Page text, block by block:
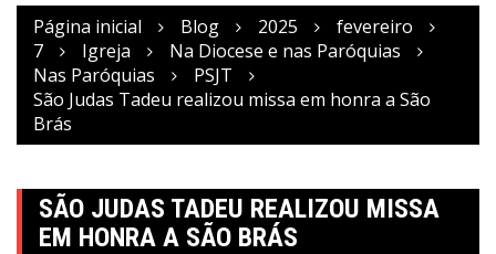
Página inicial Blog 2025
fevereiro
7
Igreja
Na Diocese e nas Paróquias
Nas Paróquias
PSJT
São Judas Tadeu realizou missa em honra a São
Brás
SÃO JUDAS TADEU REALIZOU MISSA
EM HONRA A SÃO BRÁS